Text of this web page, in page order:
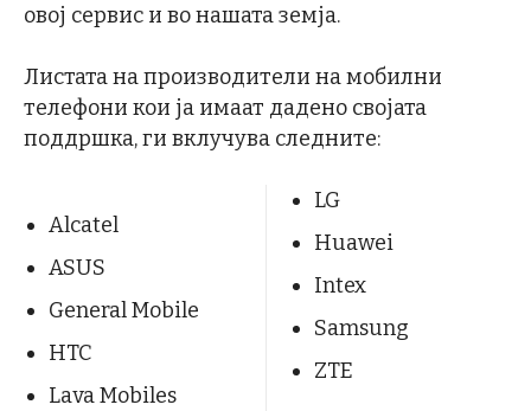
овој сервис и во нашата земја.
Листата на производители на мобилни
телефони кои ја имаат дадено својата
поддршка, ги вклучува следните:
Alcatel
ASUS
General Mobile
HTC
Lava Mobiles
LG
Huawei
Intex
Samsung
ZTE